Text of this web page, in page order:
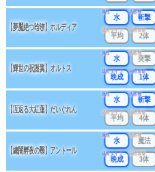
【夢魘絶つ晗暸】ホルディア
属性
水
武器種
斬撃
成長タイプ
平均
同時攻撃
2体
【輝世の祝謝翼】オルトス
属性
水
武器種
突撃
成長タイプ
晩成
同時攻撃
1体
【冱返る大紅蓮】だいぐれん
属性
水
武器種
斬撃
成長タイプ
平均
同時攻撃
4体
【總闇孵夜の翳】アントール
属性
水
武器種
魔法
成長タイプ
晩成
同時攻撃
3体